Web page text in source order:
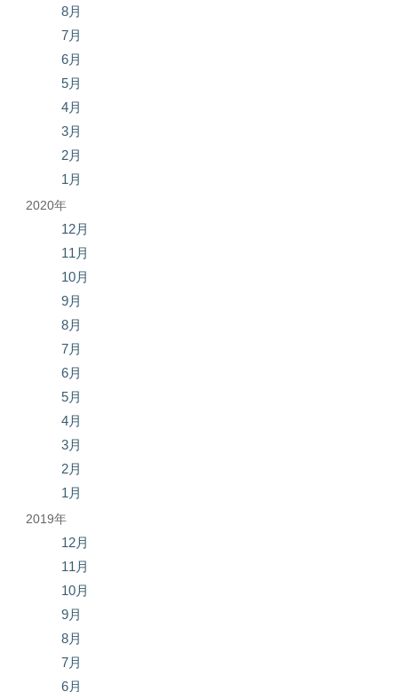
8月
7月
6月
5月
4月
3月
2月
1月
2020年
12月
11月
10月
9月
8月
7月
6月
5月
4月
3月
2月
1月
2019年
12月
11月
10月
9月
8月
7月
6月